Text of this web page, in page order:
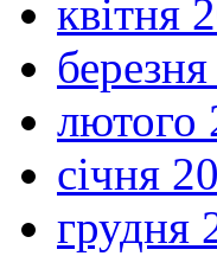
квітня
лютого
січня
грудня